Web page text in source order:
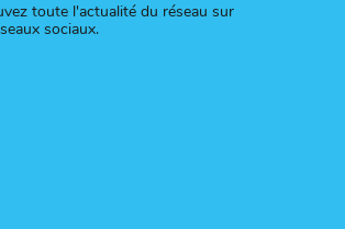
toute l'actualité du réseau sur
sociaux.